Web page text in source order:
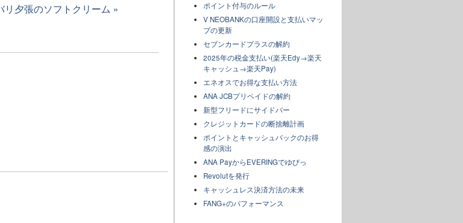
リ夕張のソフトクリーム »
ポイント付与のルール
V NEOBANKの口座開設と支払いマッ
プの更新
セブンカードプラスの解約
2025年の税金支払い(楽天Edy→楽天
キャッシュ→楽天Pay)
エネオスでお得な支払い方法
ANA JCBプリペイドの解約
新型フリードにサイドバー
クレジットカードの断捨離計画
ポイントとキャッシュバックのお得
感の演出
ANA PayからEVERINGでゆぴっ
Revolutを発行
キャッシュレス決済方法の未来
FANG+のパフォーマンス